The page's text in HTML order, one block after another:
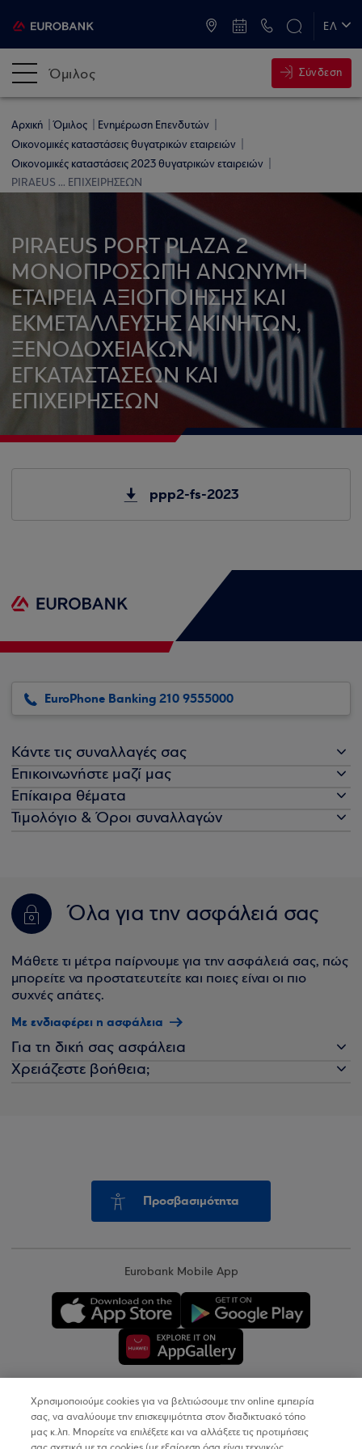
ΕΛ
Όμιλος Σύνδεση
Αρχική Όμιλος
Ενημέρωση Επενδυτών
Οικονομικές καταστάσεις θυγατρικών εταιρειών
Οικονομικές καταστάσεις 2023 θυγατρικών εταιρειών
PIRAEUS ... ΕΠΙΧΕΙΡΗΣΕΩΝ
PIRAEUS PORT PLAZA 2
ΜΟΝΟΠΡΟΣΩΠΗ ΑΝΩΝΥΜΗ
ΕΤΑΙΡΕΙΑ ΑΞΙΟΠΟΙΗΣΗΣ ΚΑΙ
ΕΚΜΕΤΑΛΛΕΥΣΗΣ ΑΚΙΝΗΤΩΝ,
ΞΕΝΟΔΟΧΕΙΑΚΩΝ
ΕΓΚΑΤΑΣΤΑΣΕΩΝ ΚΑΙ
ΕΠΙΧΕΙΡΗΣΕΩΝ
ppp2-fs-2023
EuroPhone Banking 210 9555000
Κάντε τις συναλλαγές σας
Επικοινωνήστε μαζί μας
Επίκαιρα θέματα
Τιμολόγιο & Όροι συναλλαγών
Όλα για την ασφάλειά σας
Μάθετε τι μέτρα παίρνουμε για την ασφάλειά σας, πώς
μπορείτε να προστατευτείτε και ποιες είναι οι πιο
συχνές απάτες.
Με ενδιαφέρει η ασφάλεια
Για τη δική σας ασφάλεια
Χρειάζεστε βοήθεια;
Προσβασιμότητα
Eurobank Mobile App
Copyright © 2026
Χρησιμοποιούμε cookies για να βελτιώσουμε την online εμπειρία
σας, να αναλύουμε την επισκεψιμότητα στον διαδικτυακό τόπο
μας κ.λπ. Μπορείτε να επιλέξετε και να αλλάξετε τις προτιμήσεις